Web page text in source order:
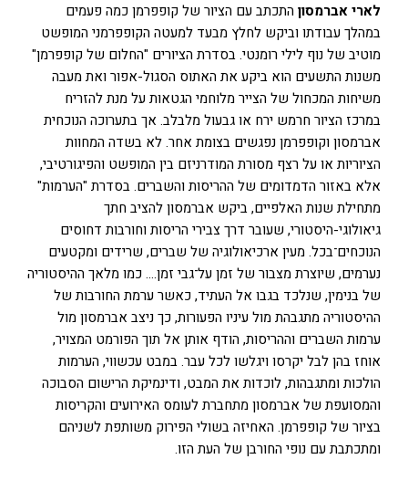
לארי אברמסון התכתב עם הציור של קופפרמן כמה פעמים
במהלך עבודתו וביקש לחלץ מבעד למעטה הקופפרמני המופשט
מוטיב של נוף לילי רומנטי. בסדרת הציורים "החלום של קופפרמן"
משנות התשעים הוא ביקע את האתוס הסגול-אפור ואת מעבה
משיחות המכחול של הצייר מלוחמי הגטאות על מנת להזריח
במרכז הציור חרמש ירח או גבעול מלבלב. אך בתערוכה הנוכחית
אברמסון וקופפרמן נפגשים בצומת אחר. לא בשדה המחוות
הציוריות או על רצף מסורת המודרניזם בין המופשט והפיגורטיבי,
אלא באזור הדמדומים של ההריסות והשברים. בסדרת "הערמות"
מתחילת שנות האלפיים, ביקש אברמסון להציב חתך
גיאולוגי-היסטורי, שעובר דרך צבירי הריסות וחורבות דחוסים
הנוכחים־בכל. מעין ארכיאולוגיה של שברים, שרידים ומקטעים
נערמים, שיוצרת מצבור של זמן על־גבי זמן…. כמו מלאך ההיסטוריה
של בנימין, שנלכד בגבו אל העתיד, כאשר ערמת החורבות של
ההיסטוריה מתגבהת מול עיניו הפעורות, כך ניצב אברמסון מול
ערמות השברים וההריסות, הודף אותן אל תוך הפורמט המצויר,
אוחז בהן לבל יקרסו ויגלשו לכל עבר. במבט עכשווי, הערמות
הולכות ומתגבהות, לוכדות את המבט, ודינמיקת הרישום הסבוכה
והמסועפת של אברמסון מתחברת לעומס האירועים והקריסות
בציור של קופפרמן. האחיזה בשולי הפירוק משותפת לשניהם
ומתכתבת עם נופי החורבן של העת הזו.